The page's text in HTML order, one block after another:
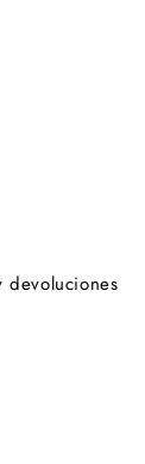
devoluciones